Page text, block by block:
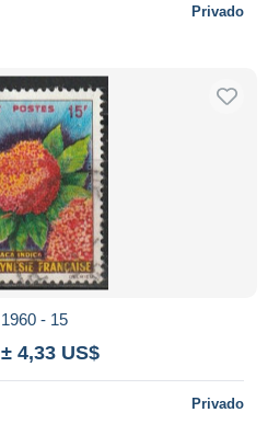
Privado
1960 - 15
± 4,33 US$
Privado